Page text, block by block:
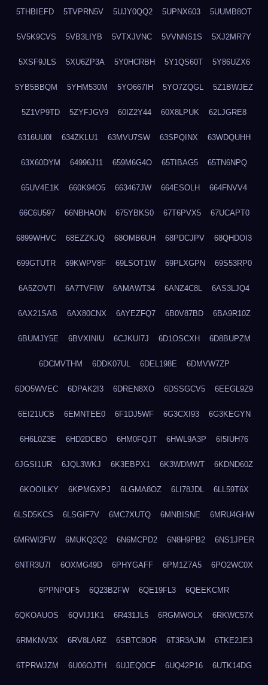
5THBIEFD 5TVPRN5V 5UJY0QQ2 5UPNX603 5UUMB8OT
5V5K9CVS 5VB3LIYB 5VTXJVNC 5VVNNS1S 5XJ2MR7Y
5XSF9JLS 5XU6ZP3A 5Y0HCRBH 5Y1QS60T 5Y86UZX6
5YB5BBQM 5YHM530M 5YO667IH 5YO7ZQGL 5Z1BWJEZ
5Z1VP9TD 5ZYFJGV9 60IZ2Y44 60X8LPUK 62LJGRE8
6316UU0I 634ZKLU1 63MVU7SW 63SPQINX 63WDQUHH
63X60DYM 64996J11 659M6G4O 65TIBAG5 65TN6NPQ
65UV4E1K 660K94O5 663467JW 664ESOLH 664FNVV4
66C6U597 66NBHAON 675YBKS0 67T6PVX5 67UCAPT0
6899WHVC 68EZZKJQ 68OMB6UH 68PDCJPV 68QHDOI3
699GTUTR 69KWPV8F 69LSOT1W 69PLXGPN 69S53RP0
6A5ZOVTI 6A7TVFIW 6AMAWT34 6ANZ4C8L 6AS3LJQ4
6AX21SAB 6AX80CNX 6AYEZFQ7 6B0V87BD 6BA9R10Z
6BUMJY5E 6BVXINIU 6CJKUI7J 6D1OSCXH 6D8BUPZM
6DCMVTHM 6DDK07UL 6DEL198E 6DMVW7ZP
6DO5WVEC 6DPAK2I3 6DREN8XO 6DSSGCV5 6EEGL9Z9
6EI21UCB 6EMNTEE0 6F1DJ5WF 6G3CXI93 6G3KEGYN
6H6L0Z3E 6HD2DCBO 6HM0FQJT 6HWL9A3P 6I5IUH76
6JGSI1UR 6JQL3WKJ 6K3EBPX1 6K3WDMWT 6KDND60Z
6KOOILKY 6KPMGXPJ 6LGMA8OZ 6LI78JDL 6LL59T6X
6LSD5KCS 6LSGIF7V 6MC7XUTQ 6MNBISNE 6MRU4GHW
6MRWI2FW 6MUKQ2Q2 6N6MCPD2 6N8H9PB2 6NS1JPER
6NTR3U7I 6OXMG49D 6PHYGAFF 6PM1Z7A5 6PO2WC0X
6PPNPOF5 6Q23B2FW 6QE19FL3 6QEEKCMR
6QKOAUOS 6QVIJ1K1 6R431JL5 6RGMWOLX 6RKWC57X
6RMKNV3X 6RV8LARZ 6SBTC8OR 6T3R3AJM 6TKE2JE3
6TPRWJZM 6U06OJTH 6UJEQ0CF 6UQ42P16 6UTK14DG